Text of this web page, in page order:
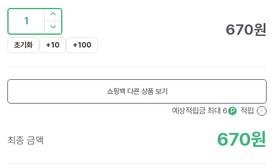
1
초기화 +10 +100
670원
쇼핑백 다른 상품 보기
예상적립금 최대 6 P 적립 ?
최종 금액 670원